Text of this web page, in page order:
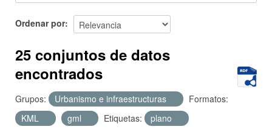
Acerca de
Ordenar por
25 conjuntos de datos
encontrados
Grupos: Urbanismo e infraestructuras
Formatos:
KML
gml Etiquetas: plano